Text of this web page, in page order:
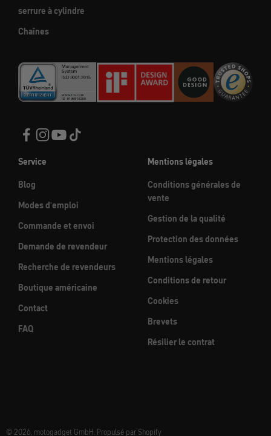
serrure à cylindre
Chaînes
Service
Blog
Modes d'emploi
Commande et envoi
Demande de revendeur
Recherche de revendeurs
Boutique américaine
Contact
FAQ
Mentions légales
Conditions générales de
vente
Gestion de la qualité
Protection des données
Mentions légales
Conditions de retour
Cookies
Brevets
Résilier le contrat
© 2026, motogadget GmbH. Propulsé par Shopify